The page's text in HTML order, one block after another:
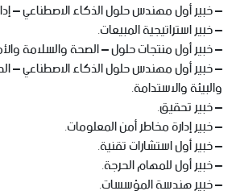
– خبير أول مهندس حلول الذكاء الاصطناعي –
– خبير استراتيجية المبيعات.
– خبير أول منتجات حلول – الصحة والسلامة
– خبير أول مهندس حلول الذكاء الاصطناعي –
والبيئة والاستدامة.
– خبير تحقيق.
– خبير إدارة مخاطر أمن المعلومات.
– خبير أول استشارات تقنية.
– خبير أول للمهام الحرجة.
– خبير هندسة المؤسسات.